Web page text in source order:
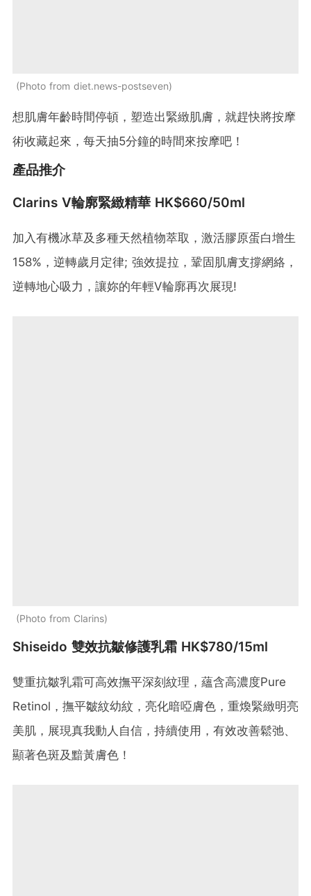
Photo from diet.news-postseven
想肌膚年齡時間停頓，塑造出緊緻肌膚，就趕快將按摩
術收藏起來，每天抽5分鐘的時間來按摩吧！
產品推介
Clarins V輪廓緊緻精華 HK$660/50ml
加入有機冰草及多種天然植物萃取，激活膠原蛋白增生
158%，逆轉歲月定律; 強效提拉，鞏固肌膚支撐網絡，
逆轉地心吸力，讓妳的年輕V輪廓再次展現!
Photo from Clarins
Shiseido 雙效抗皺修護乳霜 HK$780/15ml
雙重抗皺乳霜可高效撫平深刻紋理，蘊含高濃度Pure
Retinol，撫平皺紋幼紋，亮化暗啞膚色，重煥緊緻明亮
美肌，展現真我動人自信，持續使用，有效改善鬆弛、
顯著色斑及黯黃膚色！